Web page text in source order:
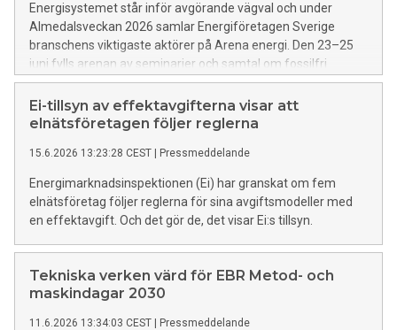
Energisystemet står inför avgörande vägval och under
Almedalsveckan 2026 samlar Energiföretagen Sverige
branschens viktigaste aktörer på Arena energi. Den 23–25
juni fylls arenan av seminarier och samtal om fossilfri
konkurrenskraft och framtidens energisystem.
Ei-tillsyn av effektavgifterna visar att
elnätsföretagen följer reglerna
15.6.2026 13:23:28 CEST Pressmeddelande
Energimarknadsinspektionen (Ei) har granskat om fem
elnätsföretag följer reglerna för sina avgiftsmodeller med
en effektavgift. Och det gör de, det visar Ei:s tillsyn.
Tekniska verken värd för EBR Metod- och
maskindagar 2030
11.6.2026 13:34:03 CEST Pressmeddelande